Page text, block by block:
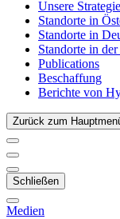
Unsere Strategie
Standorte in
Standorte in
Standorte in
Publications
Beschaffung
Berichte von
Zurück zum
Schließen
Medien